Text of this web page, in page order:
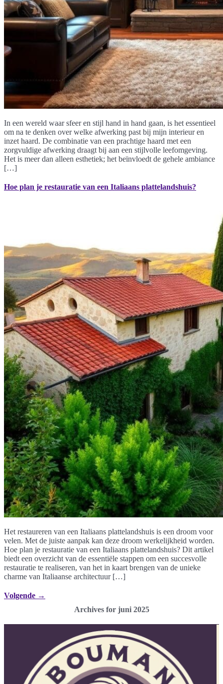
In een wereld waar sfeer en stijl hand in hand gaan, is het essentieel
om na te denken over welke afwerking past bij mijn interieur en
inzet haard. De combinatie van een prachtige haard met een
zorgvuldige afwerking draagt bij aan een stijlvolle leefomgeving.
Het is meer dan alleen esthetiek; het beïnvloedt de gehele ambiance
[…]
Hoe plan je restauratie van een Italiaans plattelandshuis?
Het restaureren van een Italiaans plattelandshuis is een droom voor
velen. Met de juiste aanpak kan deze droom werkelijkheid worden.
Hoe plan je restauratie van een Italiaans plattelandshuis? Dit artikel
biedt een overzicht van de essentiële stappen om een succesvolle
restauratie te realiseren, van het in kaart brengen van de unieke
charme van Italiaanse architectuur […]
Volgende →
Archives for juni 2025